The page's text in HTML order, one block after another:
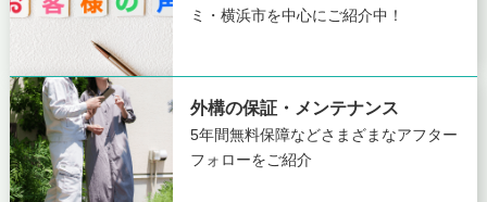
ミ・横浜市を中心にご紹介中！
外構の保証・メンテナンス
5年間無料保障などさまざまなアフター
フォローをご紹介